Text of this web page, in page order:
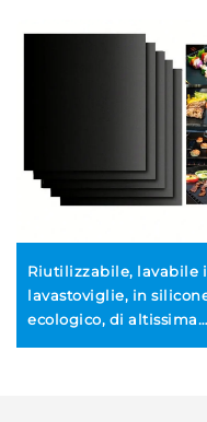
Riutilizzabile, lavabile
lavastoviglie, in
ecologico, di altissima